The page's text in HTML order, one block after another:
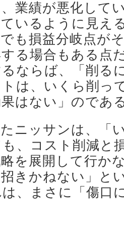
業績が悪化して
いるように見え
も損益分岐点が
る場合もある点
ならば、「削る
は、いくら削っ
はない」のであ
ニッサンは、「
、コスト削減と
を展開して行か
きかねない」と
、まさに「傷口